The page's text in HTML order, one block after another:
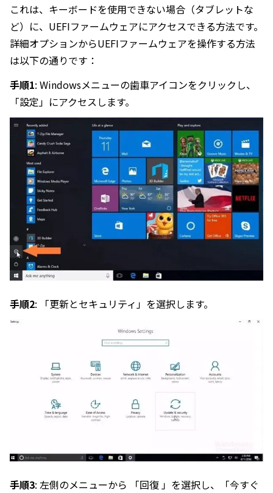
これは、キーボードを使用できない場合（タブレットな
ど）に、UEFIファームウェアにアクセスできる方法です。
詳細オプションからUEFIファームウェアを操作する方法
は以下の通りです：
手順1: Windowsメニューの歯車アイコンをクリックし、
「設定」にアクセスします。
手順2: 「更新とセキュリティ」を選択します。
手順3: 左側のメニューから 「回復 」を選択し、「今すぐ